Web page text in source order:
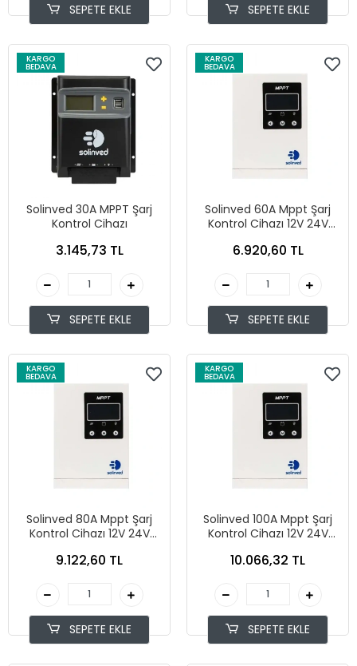
SEPETE EKLE SEPETE EKLE
KARGO
BEDAVA
Solinved 30A MPPT Şarj
Kontrol Cihazı
3.145,73 TL
SEPETE EKLE
KARGO
BEDAVA
Solinved 60A Mppt Şarj
Kontrol Cihazı 12V 24V
6.920,60 TL
SEPETE EKLE
KARGO
BEDAVA
Solinved 80A Mppt Şarj
Kontrol Cihazı 12V 24V
9.122,60 TL
SEPETE EKLE
KARGO
BEDAVA
Solinved 100A Mppt Şarj
Kontrol Cihazı 12V 24V
10.066,32 TL
SEPETE EKLE